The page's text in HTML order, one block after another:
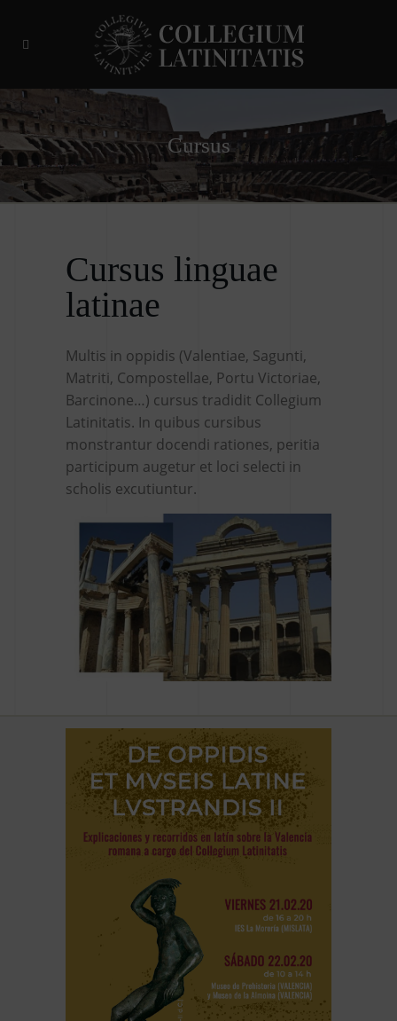
Cursus
Cursus linguae
latinae
Multis in oppidis (Valentiae, Sagunti,
Matriti, Compostellae, Portu Victoriae,
Barcinone…) cursus tradidit Collegium
Latinitatis. In quibus cursibus
monstrantur docendi rationes, peritia
participum augetur et loci selecti in
scholis excutiuntur.